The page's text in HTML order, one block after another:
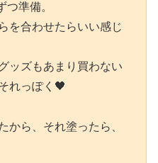
準備。
を合わせたらいい感じ
ッズもあまり買わない
れっぽく🖤
から、それ塗ったら、